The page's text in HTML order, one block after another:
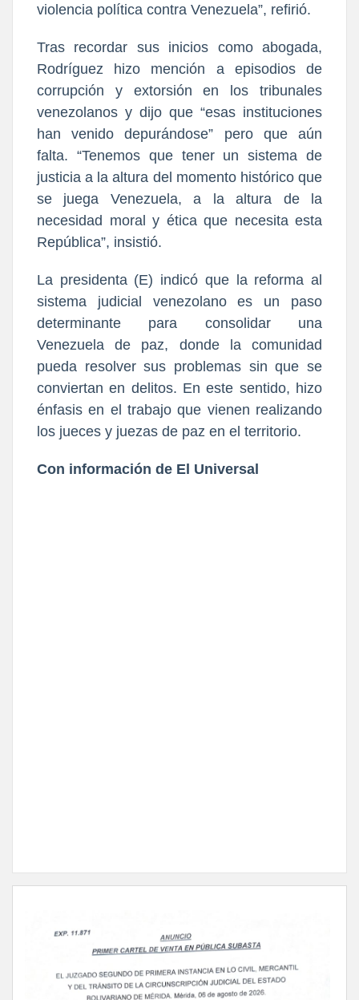
violencia política contra Venezuela”, refirió.
Tras recordar sus inicios como abogada,
Rodríguez hizo mención a episodios de
corrupción y extorsión en los tribunales
venezolanos y dijo que “esas instituciones
han venido depurándose” pero que aún
falta. “Tenemos que tener un sistema de
justicia a la altura del momento histórico que
se juega Venezuela, a la altura de la
necesidad moral y ética que necesita esta
República”, insistió.
La presidenta (E) indicó que la reforma al
sistema judicial venezolano es un paso
determinante para consolidar una
Venezuela de paz, donde la comunidad
pueda resolver sus problemas sin que se
conviertan en delitos. En este sentido, hizo
énfasis en el trabajo que vienen realizando
los jueces y juezas de paz en el territorio.
Con información de El Universal